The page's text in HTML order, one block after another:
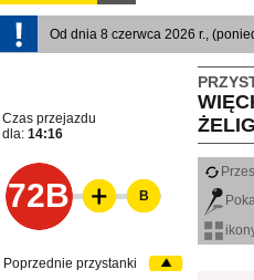
Od dnia 8 czerwca 2026 r.,
Czas przejazdu
dla: 14:16
72B B
Poprzednie przystanki